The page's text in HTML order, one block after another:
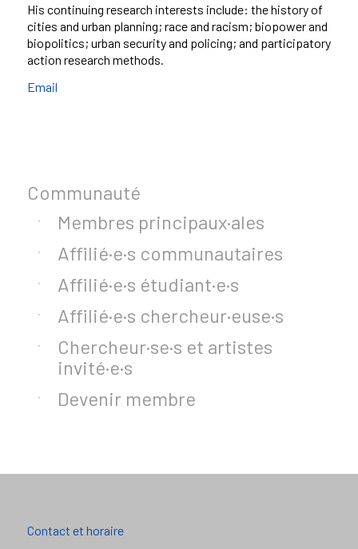
His continuing research interests include: the history of
cities and urban planning; race and racism; biopower and
biopolitics; urban security and policing; and participatory
action research methods.
Email
Communauté
Membres principaux·ales
Affilié·e·s communautaires
Affilié·e·s étudiant·e·s
Affilié·e·s chercheur·euse·s
Chercheur·se·s et artistes
invité·e·s
Devenir membre
Contact et horaire